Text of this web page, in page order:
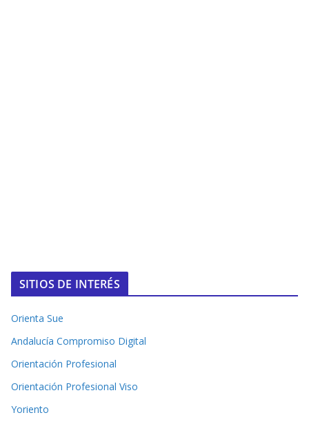
SITIOS DE INTERÉS
Orienta Sue
Andalucía Compromiso Digital
Orientación Profesional
Orientación Profesional Viso
Yoriento